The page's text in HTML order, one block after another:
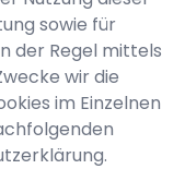
sowie für
der Regel mittels
wir die
im Einzelnen